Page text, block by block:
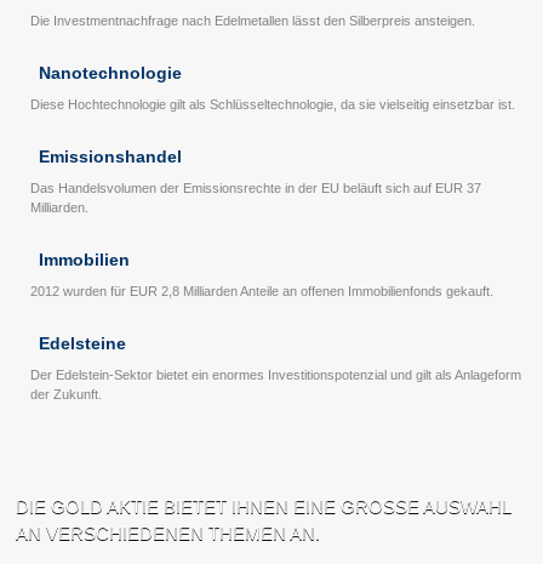
Die Investmentnachfrage nach Edelmetallen lässt den Silberpreis ansteigen.
Nanotechnologie
Diese Hochtechnologie gilt als Schlüsseltechnologie, da sie vielseitig einsetzbar ist.
Emissionshandel
Das Handelsvolumen der Emissionsrechte in der EU beläuft sich auf EUR 37
Milliarden.
Immobilien
2012 wurden für EUR 2,8 Milliarden Anteile an offenen Immobilienfonds gekauft.
Edelsteine
Der Edelstein-Sektor bietet ein enormes Investitionspotenzial und gilt als Anlageform
der Zukunft.
DIE GOLD AKTIE BIETET IHNEN EINE GROSSE AUSWAHL A
N VERSCHIEDENEN THEMEN AN.